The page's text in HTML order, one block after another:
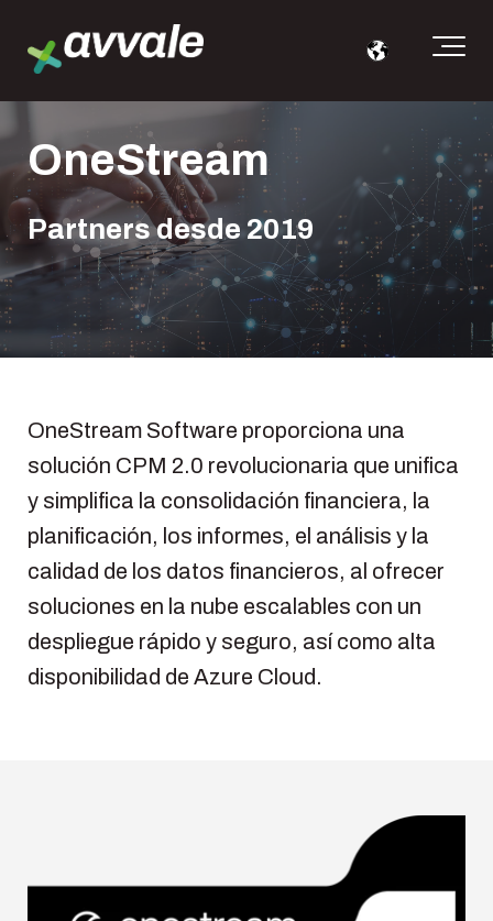
OneStream
Partners desde 2019
OneStream Software proporciona una
solución CPM 2.0 revolucionaria que unifica
y simplifica la consolidación financiera, la
planificación, los informes, el análisis y la
calidad de los datos financieros, al ofrecer
soluciones en la nube escalables con un
despliegue rápido y seguro, así como alta
disponibilidad de Azure Cloud.